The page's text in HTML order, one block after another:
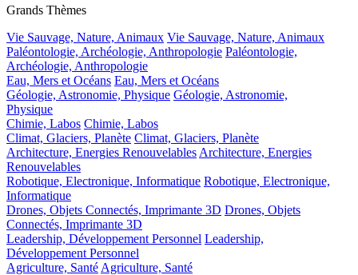
Grands Thèmes
Vie Sauvage, Nature, Animaux Vie Sauvage, Nature, Animaux
Paléontologie, Archéologie, Anthropologie Paléontologie,
Archéologie, Anthropologie
Eau, Mers et Océans Eau, Mers et Océans
Géologie, Astronomie, Physique Géologie, Astronomie,
Physique
Chimie, Labos Chimie, Labos
Climat, Glaciers, Planète Climat, Glaciers, Planète
Architecture, Energies Renouvelables Architecture, Energies
Renouvelables
Robotique, Electronique, Informatique Robotique, Electronique,
Informatique
Drones, Objets Connectés, Imprimante 3D Drones, Objets
Connectés, Imprimante 3D
Leadership, Développement Personnel Leadership,
Développement Personnel
Agriculture, Santé Agriculture, Santé